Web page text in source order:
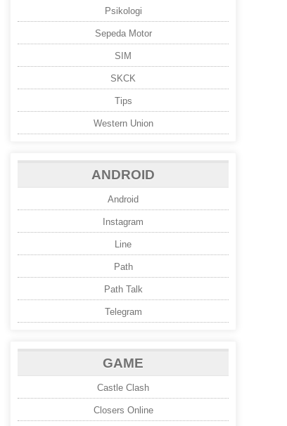
Psikologi
Sepeda Motor
SIM
SKCK
Tips
Western Union
ANDROID
Android
Instagram
Line
Path
Path Talk
Telegram
GAME
Castle Clash
Closers Online